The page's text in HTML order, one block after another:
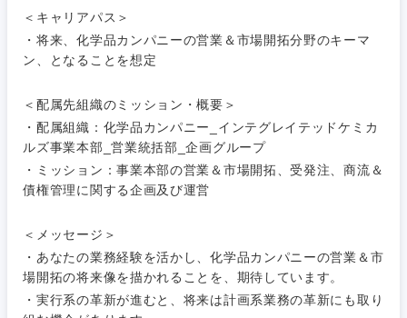
＜キャリアパス＞
・将来、化学品カンパニーの営業＆市場開拓分野のキーマ
ン、となることを想定
＜配属先組織のミッション・概要＞
・配属組織：化学品カンパニー_インテグレイテッドケミカ
ルズ事業本部_営業統括部_企画グループ
・ミッション：事業本部の営業＆市場開拓、受発注、商流＆
債権管理に関する企画及び運営
＜メッセージ＞
・あなたの業務経験を活かし、化学品カンパニーの営業＆市
場開拓の将来像を描かれることを、期待しています。
・実行系の革新が進むと、将来は計画系業務の革新にも取り
コンサル
タント
技術職
（IT）、
Webサー
ビス・制
作、ゲー
技術職
（モノづ
くり）
技術職（IT）、Webサービス・制作、ゲーム
技術職（モノづくり）
金融専門職
メディカル
不動産専門職
建設・施工管理
事務職
倉庫・運輸・物流
小売・通販・外食
IT・通信
WEBサービス
コンサル・シンクタンク
広告・宣伝・印刷
転勤なし
完全週休2日制 社宅・家賃補助有